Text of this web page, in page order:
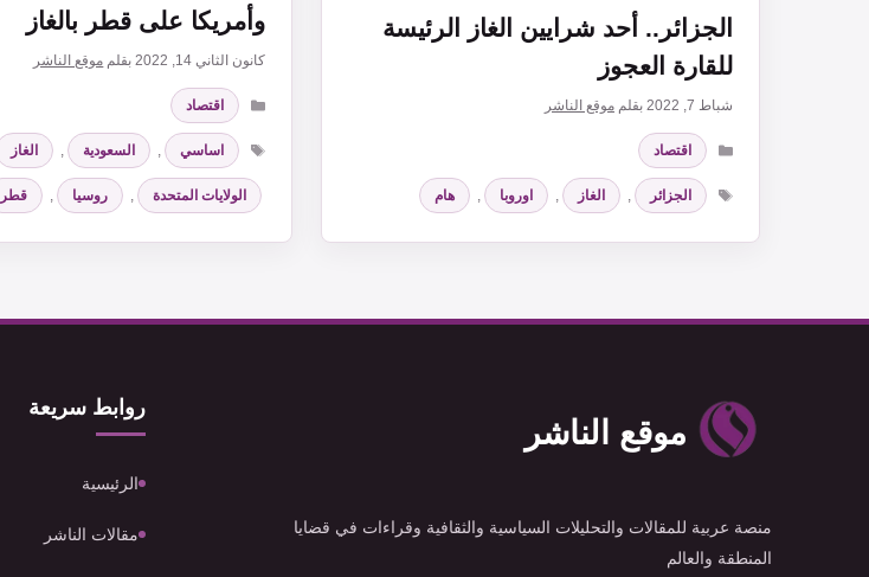
الجزائر.. أحد شرايين الغاز الرئيسة
للقارة العجوز
شباط 7, 2022 بقلم موقع الناشر
التصنيفات
اقتصاد
الوسوم
الجزائر , الغاز , اوروبا , هام
وأمريكا على قطر بالغاز
كانون الثاني 14, 2022 بقلم موقع الناشر
التصنيفات
اقتصاد
الوسوم
اساسي , السعودية , الغاز
الولايات المتحدة , روسيا , قطر
موقع الناشر
منصة عربية للمقالات والتحليلات السياسية والثقافية وقراءات في قضايا
المنطقة والعالم
روابط سريعة
الرئيسية
مقالات الناشر